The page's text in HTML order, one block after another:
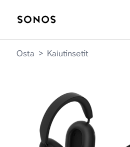
Osta > Kaiutinsetit